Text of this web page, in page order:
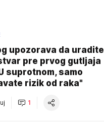
upozorava da uradite
pre prvog gutljaja
suprotnom, samo
rizik od raka"
1